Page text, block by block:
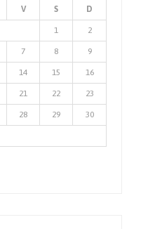
V S D
1 2
7 8 9
14 15 16
21 22 23
28 29 30